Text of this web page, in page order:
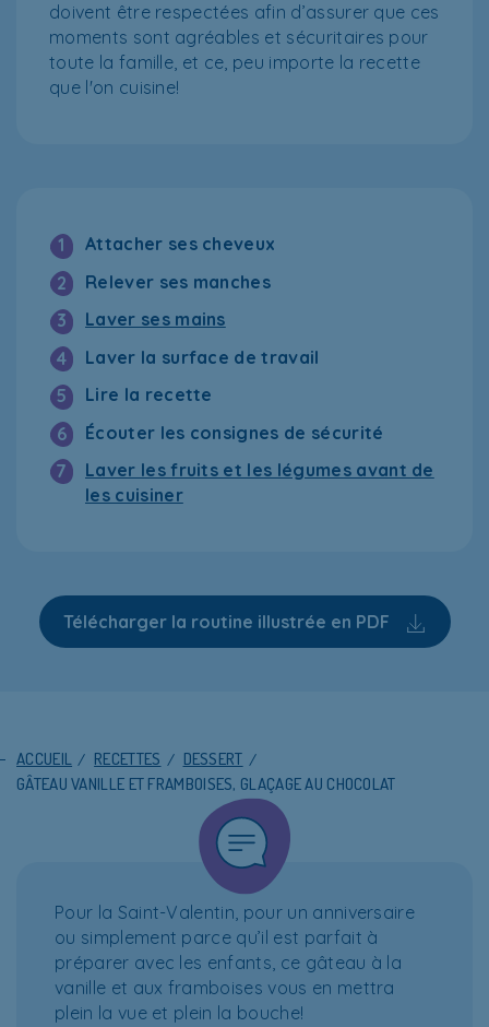
doivent être respectées afin d’assurer que ces
moments sont agréables et sécuritaires pour
toute la famille, et ce, peu importe la recette
que l'on cuisine!
1
Attacher ses cheveux
2
Relever ses manches
3
Laver ses mains
4
Laver la surface de travail
5
Lire la recette
6
Écouter les consignes de sécurité
7
Laver les fruits et les légumes avant de
les cuisiner
Télécharger la routine illustrée en PDF
ACCUEIL / RECETTES / DESSERT /
GÂTEAU VANILLE ET FRAMBOISES, GLAÇAGE AU CHOCOLAT
Pour la Saint-Valentin, pour un anniversaire
ou simplement parce qu’il est parfait à
préparer avec les enfants, ce gâteau à la
vanille et aux framboises vous en mettra
plein la vue et plein la bouche!